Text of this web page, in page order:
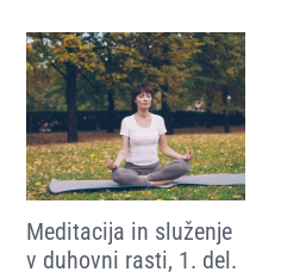
Meditacija in služenje
v duhovni rasti, 1. del.